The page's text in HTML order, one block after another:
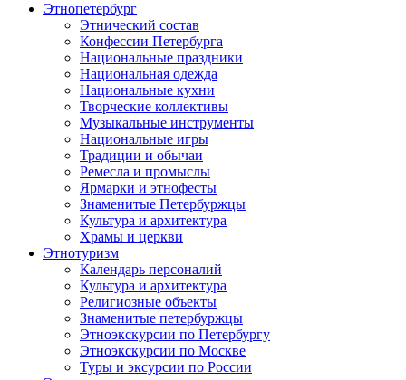
Этнопетербург
Этнический состав
Конфессии Петербурга
Национальные праздники
Национальная одежда
Национальные кухни
Творческие коллективы
Музыкальные инструменты
Национальные игры
Традиции и обычаи
Ремесла и промыслы
Ярмарки и этнофесты
Знаменитые Петербуржцы
Культура и архитектура
Храмы и церкви
Этнотуризм
Календарь персоналий
Культура и архитектура
Религиозные объекты
Знаменитые петербуржцы
Этноэкскурсии по Петербургу
Этноэкскурсии по Москве
Туры и эксурсии по России